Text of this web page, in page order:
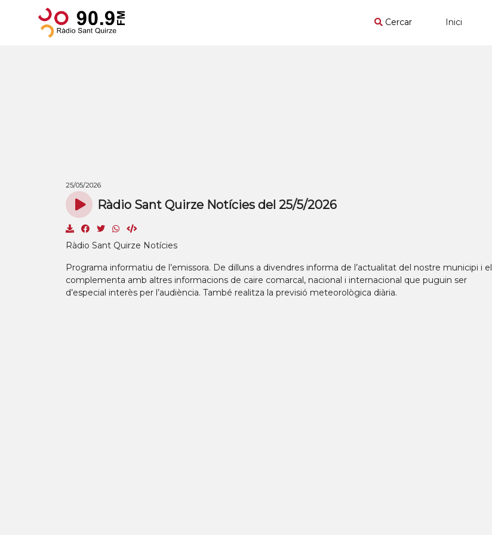
Cercar Inici
25/05/2026
Ràdio Sant Quirze Notícies del 25/5/2026
Ràdio Sant Quirze Notícies
Programa informatiu de l’emissora. De dilluns a divendres informa de l’actualitat del nostre municipi i el
complementa amb altres informacions de caire comarcal, nacional i internacional que puguin ser
d’especial interès per l’audiència. També realitza la previsió meteorològica diària.